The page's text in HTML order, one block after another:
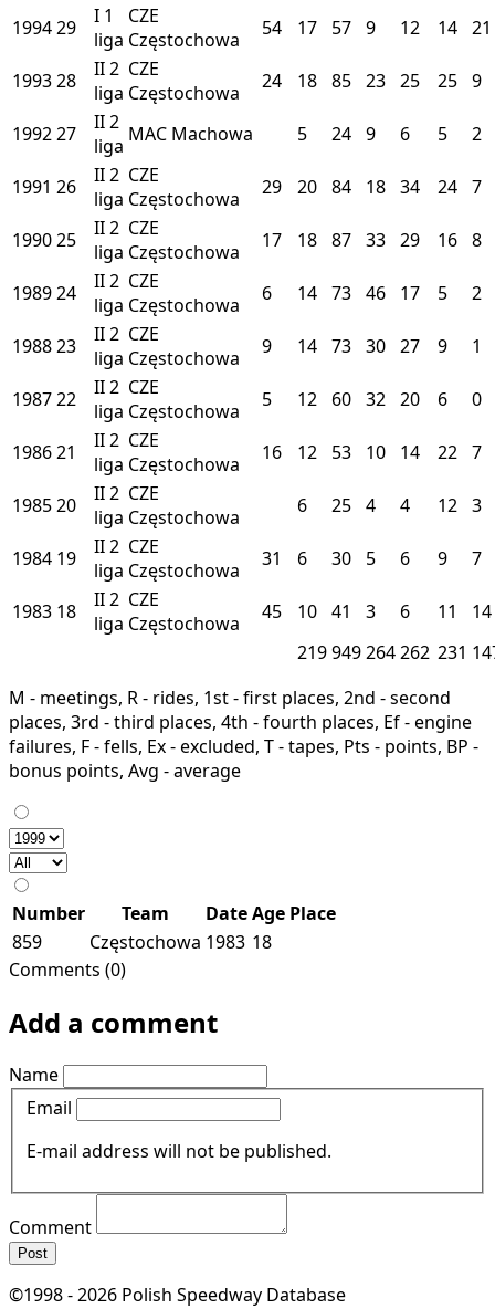
199429 I 1
liga
CZE
Częstochowa
54 17 57 9 12 14 21
199328 II2
liga
CZE
Częstochowa
24 18 85 23 25 25 9
199227 II2
liga MAC Machowa 5 24 9 6 5 2
1991 26 II2
liga
CZE
Częstochowa
29 20 84 18 34 24 7
199025 II2
liga
CZE
Częstochowa
17 18 87 33 29 16 8
198924 II2
liga
CZE
Częstochowa
6 14 73 46 17 5 2
198823 II2
liga
CZE
Częstochowa
9 14 73 30 27 9 1
198722 II2
liga
CZE
Częstochowa
5 12 60 32 20 6 0
198621 II2
liga
CZE
Częstochowa
16 12 53 10 14 22 7
198520 II2
liga
CZE
Częstochowa
6 25 4 4 12 3
1984 19 II2
liga
CZE
Częstochowa
31 6 30 5 6 9 7
1983 18 II2
liga
CZE
Częstochowa
45 10 41 3 6 11
14
219949264262 231
M - meetings, R - rides, 1st - first places, 2nd - second
places, 3rd - third places, 4th - fourth places, Ef - engine
failures, F - fells, Ex - excluded, T - tapes, Pts - points, BP -
bonus points, Avg - average
Number Team DateAge Place
859
Częstochowa 1983 18
Comments (0)
Add a comment
Name
Email
E-mail address will not be published.
Comment
Post
©1998 - 2026 Polish Speedway Database